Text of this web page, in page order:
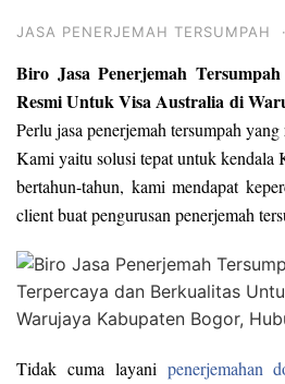
JASA PENERJEMAH TERSUMPAH ·
Biro Jasa Penerjemah
Resmi Untuk Visa Australia di
Perlu jasa penerjemah tersumpah
Kami yaitu solusi tepat untuk kendala
bertahun-tahun, kami mendapat
client buat pengurusan penerjemah
Tidak cuma layani penerjemahan